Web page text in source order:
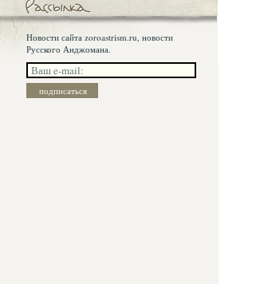
Новости сайта zoroastrism.ru, новости
Русского Анджомана.